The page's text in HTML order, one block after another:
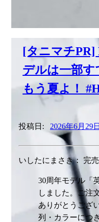
[タニマチPR]
デルは一部
もう夏よ！
投稿日: 2026年6月29日
いしたにまさき： 完
30周年モデル「
しました。ご注
ありがとうござ
列・カラーにつ